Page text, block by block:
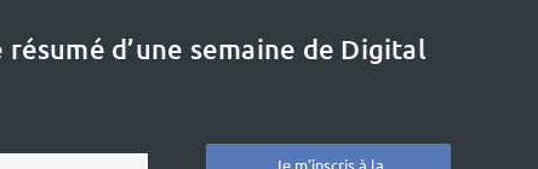
d’une semaine de Digital
Je m'inscris à la